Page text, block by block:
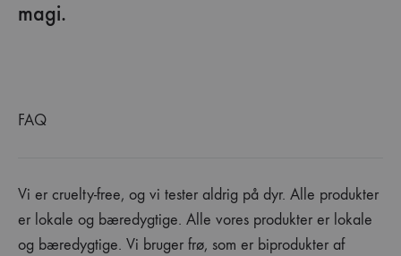
magi.
FAQ
Vi er cruelty-free, og vi tester aldrig på dyr. Alle produkter
er lokale og bæredygtige. Alle vores produkter er lokale
og bæredygtige. Vi bruger frø, som er biprodukter af